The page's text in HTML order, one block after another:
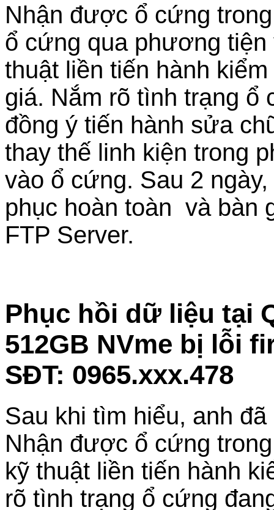
Nhận được ổ cứng
ổ cứng qua phương
thuật liền tiến hành
giá. Nắm rõ tình trạng ổ
đồng ý tiến hành sửa
thay thế linh kiện trong
vào ổ cứng. Sau 2
phục hoàn toàn và bàn
FTP Server.
Phục hồi dữ liệu tại
512GB NVme bị lỗi
SĐT: 0965.xxx.478
Sau khi tìm hiểu, anh
Nhận được ổ cứng
kỹ thuật liền tiến hành
rõ tình trạng ổ cứng